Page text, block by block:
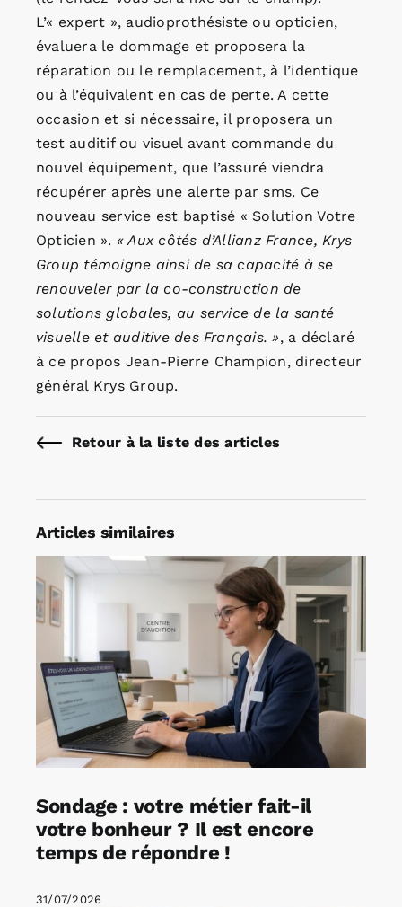
L’« expert », audioprothésiste ou opticien,
évaluera le dommage et proposera la
réparation ou le remplacement, à l’identique
ou à l’équivalent en cas de perte. A cette
occasion et si nécessaire, il proposera un
test auditif ou visuel avant commande du
nouvel équipement, que l’assuré viendra
récupérer après une alerte par sms. Ce
nouveau service est baptisé « Solution Votre
Opticien ». « Aux côtés d’Allianz France, Krys
Group témoigne ainsi de sa capacité à se
renouveler par la co-construction de
solutions globales, au service de la santé
visuelle et auditive des Français. », a déclaré
à ce propos Jean-Pierre Champion, directeur
général Krys Group.
Retour à la liste des articles
Articles similaires
Sondage : votre métier fait-il
votre bonheur ? Il est encore
temps de répondre !
31/07/2026